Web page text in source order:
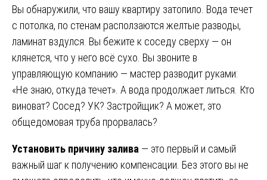
Вы обнаружили, что вашу квартиру затопило. Вода течет
с потолка, по стенам расползаются желтые разводы,
ламинат вздулся. Вы бежите к соседу сверху — он
клянется, что у него всё сухо. Вы звоните в
управляющую компанию — мастер разводит руками:
«Не знаю, откуда течет». А вода продолжает литься. Кто
виноват? Сосед? УК? Застройщик? А может, это
общедомовая труба прорвалась?
Установить причину залива — это первый и самый
важный шаг к получению компенсации. Без этого вы не